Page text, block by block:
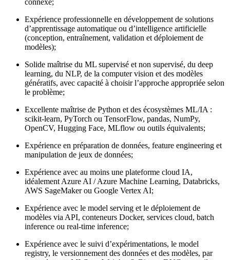
connexe;
Expérience professionnelle en développement de solutions
d’apprentissage automatique ou d’intelligence artificielle
(conception, entraînement, validation et déploiement de
modèles);
Solide maîtrise du ML supervisé et non supervisé, du deep
learning, du NLP, de la computer vision et des modèles
génératifs, avec capacité à choisir l’approche appropriée selon
le problème;
Excellente maîtrise de Python et des écosystèmes ML/IA :
scikit-learn, PyTorch ou TensorFlow, pandas, NumPy,
OpenCV, Hugging Face, MLflow ou outils équivalents;
Expérience en préparation de données, feature engineering et
manipulation de jeux de données;
Expérience avec au moins une plateforme cloud IA,
idéalement Azure AI / Azure Machine Learning, Databricks,
AWS SageMaker ou Google Vertex AI;
Expérience avec le model serving et le déploiement de
modèles via API, conteneurs Docker, services cloud, batch
inference ou real-time inference;
Expérience avec le suivi d’expérimentations, le model
registry, le versionnement des données et des modèles, par